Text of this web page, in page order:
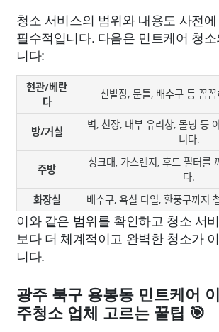
청소 서비스의 범위와 내용도 사전
필수적입니다. 다음은 민트케어 청
니다:
현관/베란
다
신발장, 문틀, 배수구 등 꼼
방/거실
벽, 천장, 내부 유리창, 몰딩 등
니다.
주방
싱크대, 가스렌지, 후드 필터를
다.
화장실
배수구, 욕실 타일, 환풍구까지
이와 같은 범위를 확인하고 청소 서
보다 더 체계적이고 완벽한 청소가
니다.
광주 북구 용봉동 민트케어
주청소 업체 고르는 꿀팁 🎯